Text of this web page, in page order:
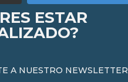
ESTAR
A NUESTRO NEWSLETTER